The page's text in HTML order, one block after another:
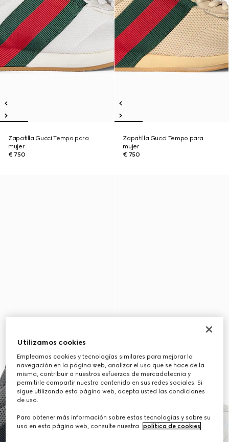
Zapatilla Gucci Tempo para
mujer
€ 750
Zapatilla Gucci Tempo para
mujer
€ 750
Utilizamos cookies
Empleamos cookies y tecnologías similares para mejorar la
navegación en la página web, analizar el uso que se hace de la
misma, contribuir a nuestros esfuerzos de mercadotecnia y
permitirle compartir nuestro contenido en sus redes sociales. Si
sigue utilizando esta página web, acepta usted las condiciones
de uso.
Para obtener más información sobre estas tecnologías y sobre su
uso en esta página web, consulte nuestra
política de cookies.